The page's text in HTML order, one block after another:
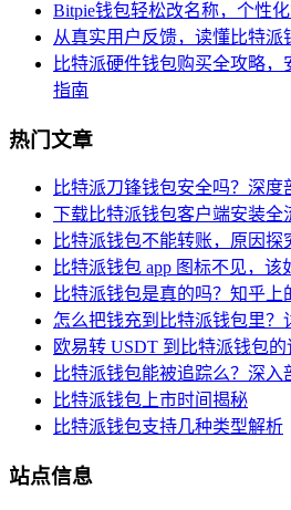
Bitpie钱包轻松改名称，个性
从真实用户反馈，读懂比特派
比特派硬件钱包购买全攻略
指南
热门文章
比特派刀锋钱包安全吗？深度
下载比特派钱包客户端安装全
比特派钱包不能转账，原因探
比特派钱包 app 图标不见，该
比特派钱包是真的吗？知乎上
怎么把钱充到比特派钱包里？
欧易转 USDT 到比特派钱包
比特派钱包能被追踪么？深
比特派钱包上市时间揭秘
比特派钱包支持几种类型解析
站点信息